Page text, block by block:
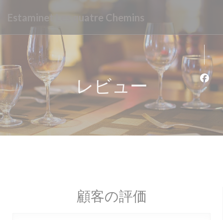
Estaminet Les quatre Chemins
レビュー
顧客の評価